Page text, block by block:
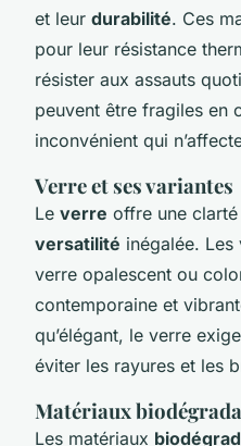
et leur durabilité. Ces
pour leur résistance
résister aux assauts
peuvent être fragiles en
inconvénient qui
Verre et ses variantes
Le verre offre une
versatilité inégalée.
verre opalescent ou
contemporaine et
qu’élégant, le verre
éviter les rayures et les
Matériaux
Les matériaux